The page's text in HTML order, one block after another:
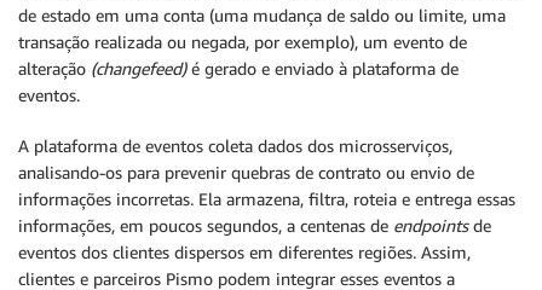
de estado em uma conta (uma mudança de saldo ou limite, uma
transação realizada ou negada, por exemplo), um evento de
alteração (changefeed)é gerado e enviado à plataforma de
eventos.
A plataforma de eventos coleta dados dos microsserviços,
analisando-os para prevenir quebras de contrato ou envio de
informações incorretas. Ela armazena, filtra, roteia e entrega essas
informações, em poucos segundos, a centenas de endpointsde
eventos dos clientes dispersos em diferentes regiões. Assim,
clientes e parceiros Pismo podem integrar esses eventos a